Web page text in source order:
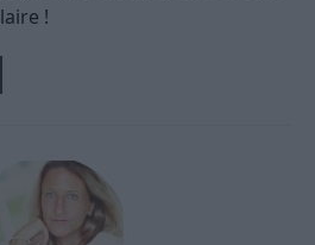
!